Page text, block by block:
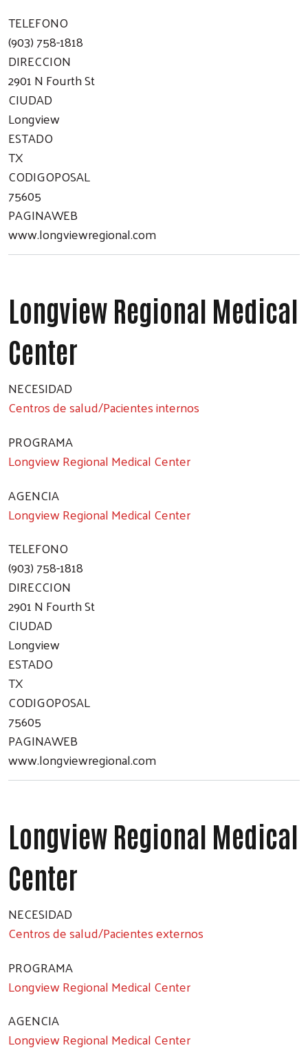
TELEFONO
(903) 758-1818
DIRECCION
2901 N Fourth St
CIUDAD
Longview
ESTADO
TX
CODIGOPOSAL
75605
PAGINAWEB
www.longviewregional.com
Longview Regional Medical
Center
NECESIDAD
Centros de salud/Pacientes internos
PROGRAMA
Longview Regional Medical Center
AGENCIA
Longview Regional Medical Center
TELEFONO
(903) 758-1818
DIRECCION
2901 N Fourth St
CIUDAD
Longview
ESTADO
TX
CODIGOPOSAL
75605
PAGINAWEB
www.longviewregional.com
Longview Regional Medical
Center
NECESIDAD
Centros de salud/Pacientes externos
PROGRAMA
Longview Regional Medical Center
AGENCIA
Longview Regional Medical Center